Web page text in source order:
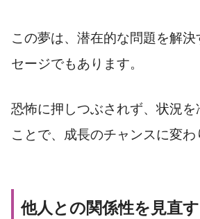
この夢は、潜在的な問題を解決
セージでもあります。
恐怖に押しつぶされず、状況を
ことで、成長のチャンスに変わ
他人との関係性を見直す